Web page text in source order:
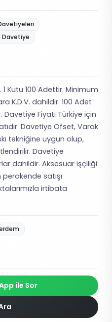
Davetiye
Kutu 100 Adettir. Minimum
K.D.V. dahildir. 100 Adet
Davetiye Fiyatı Türkiye için
Davetiye Ofset, Varak
tekniğine uygun olup,
Davetiye
dahildir. Aksesuar işçiliği
satışı
irtibata
ile Sor